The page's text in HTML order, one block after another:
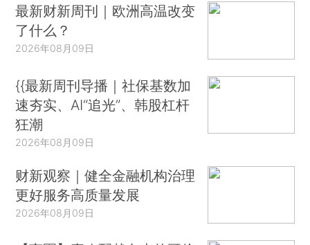
最新财新周刊｜欧洲高温改变
了什么？
2026年08月09日
{{最新周刊导播｜社保基数加
速夯实、AI“追光”、韩股杠杆
狂潮
2026年08月09日
财新观察｜健全金融机构治理
更好服务高质量发展
2026年08月09日